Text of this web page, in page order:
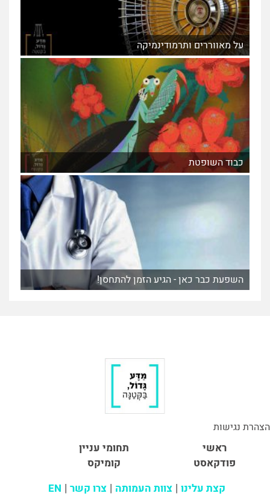
על מאווררים ותרמודינמיקה
כבוד השופטת
השפעת כבר כאן - הגיע הזמן להתחסן!
הצהרת נגישות
ראשי
תחומי עניין
פודקאסט
קומיקס
קצת עלינו צוות העמותה צרו קשר EN